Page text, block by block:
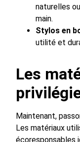
naturelles
main.
Stylos en
utilité et
Les
Maintenant,
Les matériaux
écoresponsables